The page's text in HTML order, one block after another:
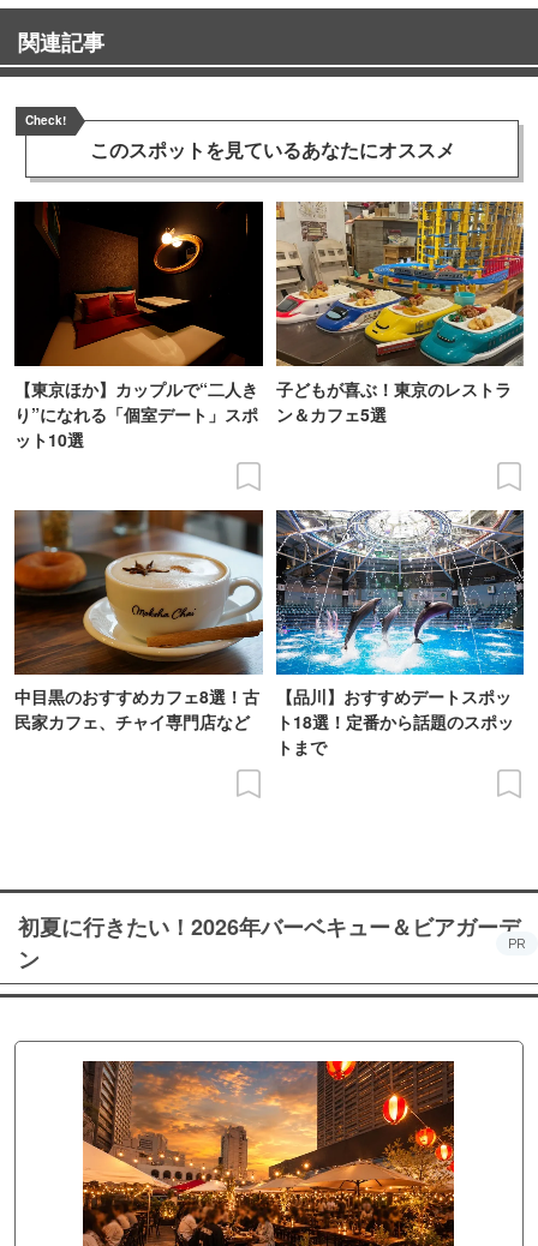
関連記事
Check!
このスポットを見ているあなたにオススメ
【東京ほか】カップルで“二人き
り”になれる「個室デート」スポ
ット10選
子どもが喜ぶ！東京のレストラ
ン＆カフェ5選
中目黒のおすすめカフェ8選！古
民家カフェ、チャイ専門店など
【品川】おすすめデートスポッ
ト18選！定番から話題のスポッ
トまで
初夏に行きたい！2026年バーベキュー＆ビアガーデ
ン
PR